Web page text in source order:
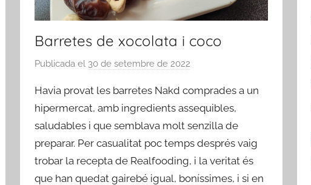
Barretes de xocolata i coco
Publicada el 30 de setembre de 2022
r
a
d
m
n
Havia provat les barretes Nakd comprades a un
hipermercat, amb ingredients assequibles,
saludables i que semblava molt senzilla de
preparar. Per casualitat poc temps després vaig
trobar la recepta de Realfooding, i la veritat és
que han quedat gairebé igual, boníssimes, i si en